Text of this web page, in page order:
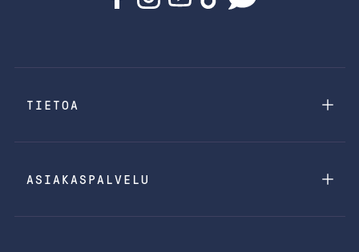
TIETOA
ASIAKASPALVELU